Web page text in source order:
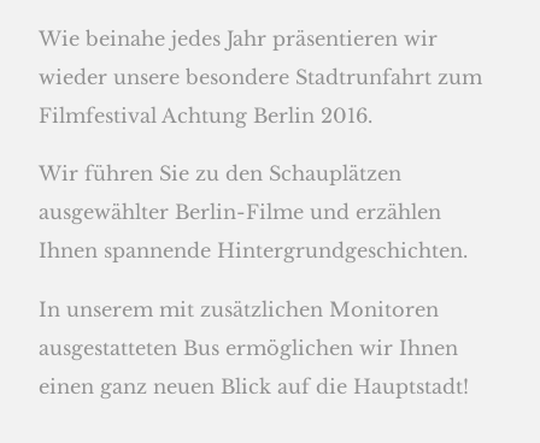
Wie beinahe jedes Jahr präsentieren wir
wieder unsere besondere Stadtrunfahrt zum
Filmfestival Achtung Berlin 2016.
Wir führen Sie zu den Schauplätzen
ausgewählter Berlin-Filme und erzählen
Ihnen spannende Hintergrundgeschichten.
In unserem mit zusätzlichen Monitoren
ausgestatteten Bus ermöglichen wir Ihnen
einen ganz neuen Blick auf die Hauptstadt!